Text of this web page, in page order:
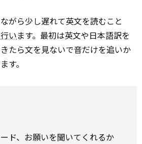
がら少し遅れて英文を読むこと
行います。最初は英文や日本語訳を
たら文を見ないで音だけを追いか
す。
ド、お願いを聞いてくれるか